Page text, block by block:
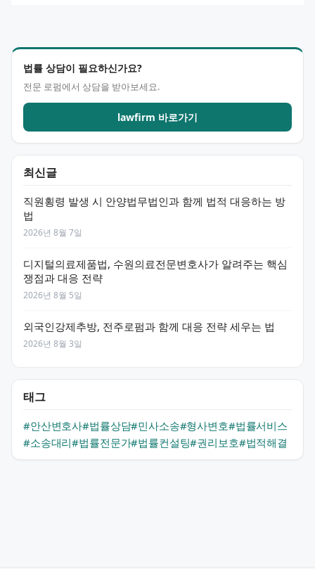
법률 상담이 필요하신가요?
전문 로펌에서 상담을 받아보세요.
lawfirm 바로가기
최신글
직원횡령 발생 시 안양법무법인과 함께 법적 대응하는 방
법
2026년 8월 7일
디지털의료제품법, 수원의료전문변호사가 알려주는 핵심
쟁점과 대응 전략
2026년 8월 5일
외국인강제추방, 전주로펌과 함께 대응 전략 세우는 법
2026년 8월 3일
태그
#안산변호사#법률상담#민사소송#형사변호#법률서비스
#소송대리#법률전문가#법률컨설팅#권리보호#법적해결